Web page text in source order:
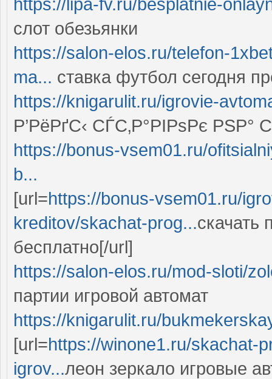
https://lipa-fv.ru/besplatnie-
слот обезьянки
https://salon-elos.ru/telefon-
ma... ставка футбол сегодня
https://knigarulit.ru/igrovie-
Р’РёРґС‹ СЃС‚Р°РІРѕРє РЅР°
https://bonus-vsem01.ru/
b...
[url=https://bonus-vsem01.ru/
kreditov/skachat-prog...скачать
бесплатно[/url]
https://salon-elos.ru/mod-sloti/
партии игровой автомат
https://knigarulit.ru/
[url=https://winone1.ru/skachat-
igrov...леон зеркало игровые